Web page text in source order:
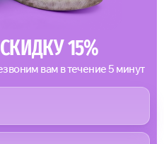
15%
вам в течение 5 минут